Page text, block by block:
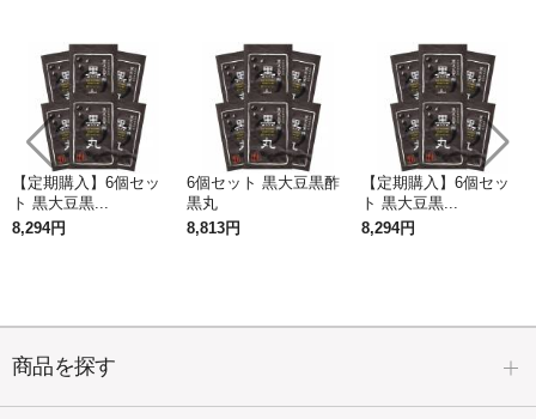
【定期購入】6個セッ
ト 黒大豆黒...
8,294円
6個セット 黒大豆黒酢
黒丸
8,813円
【定期購入】6個セッ
ト 黒大豆黒...
8,294円
商品を探す